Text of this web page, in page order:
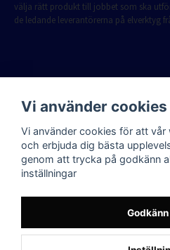
välja rätt produkt till jobbet som ska
de ledande leverantörerna på elverktyg
Vi använder cookies
Vi använder cookies för att
och erbjuda dig bästa
genom att trycka på godkänn
inställningar